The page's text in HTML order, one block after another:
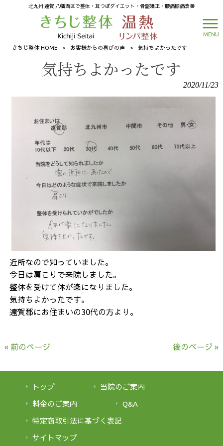
北九州 遠賀 八幡西区で整体・耳つぼダイエット・骨盤矯正・腰痛膝痛改善
MENU
きちじ整体 HOME > お客様からの喜びの声 > 気持ちよかったです
気持ちよかったです
2020/11/23
近所なので知っていました。
今日は肩こりで来院しました。
整体を受けて体が楽になりました。
気持ちよかったです。
遠賀郡にお住まいの30代の方より。
« 前のページ 後のページ »
トップ
当院のご案内
料金のご案内
Q&A
特定商取引法に基づく表記
サイトマップ